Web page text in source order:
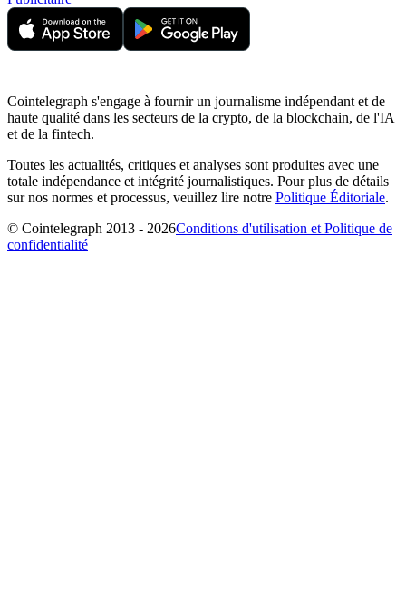
Cointelegraph s'engage à fournir un journalisme indépendant et de
haute qualité dans les secteurs de la crypto, de la blockchain, de l'IA
et de la fintech.
Toutes les actualités, critiques et analyses sont produites avec une
totale indépendance et intégrité journalistiques. Pour plus de détails
sur nos normes et processus, veuillez lire notre Politique Éditoriale.
© Cointelegraph 2013 - 2026Conditions d'utilisation et Politique de
confidentialité